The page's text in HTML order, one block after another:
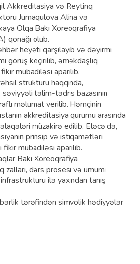
Akkreditasiya və Reytinq
Jumaqulova Alina və
Olqa Bakı Xoreoqrafiya
qonağı olub.
heyəti qarşılayıb və dəyirmi
görüş keçirilib, əməkdaşlıq
mübadiləsi aparılıb.
strukturu haqqında,
təlim-tədris bazasının
məlumat verilib. Həmçinin
akkreditasiya qurumu arasında
müzakirə edilib. Eləcə də,
prinsip və istiqamətləri
fikir mübadiləsi aparılıb.
Bakı Xoreoqrafiya
zalları, dərs prosesi və ümumi
ilə yaxından tanış
tərəfindən simvolik hədiyyələr